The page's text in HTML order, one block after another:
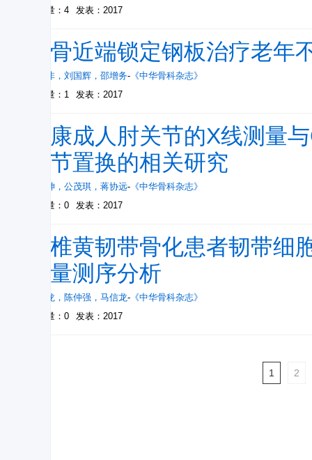
被引量：4
发表：2017
股骨近端锁定钢板治疗老年
刘梦非 ， 刘国辉 ， 邵增务- 《中华骨科杂志》
被引量：1
发表：2017
健康成人肘关节的X线测量
关节置换的相关研究
李国珅 ， 公茂琪 ， 蒋协远- 《中华骨科杂志》
被引量：0
发表：2017
胸椎黄韧带骨化患者韧带
通量测序分析
宁尚龙 ， 陈仲强 ， 马信龙- 《中华骨科杂志》
被引量：0
发表：2017
1 2